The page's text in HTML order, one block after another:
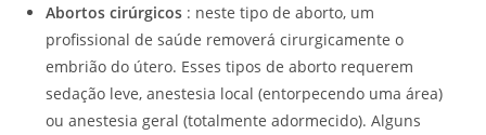
Abortos cirúrgicos : neste tipo de aborto, um
profissional de saúde removerá cirurgicamente o
embrião do útero. Esses tipos de aborto requerem
sedação leve, anestesia local (entorpecendo uma área)
ou anestesia geral (totalmente adormecido). Alguns